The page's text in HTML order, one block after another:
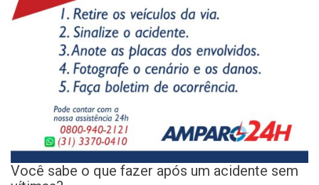
Você sabe o que fazer após um acidente sem